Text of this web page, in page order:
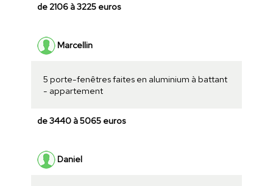
de 2106 à 3225 euros
Marcellin
5 porte-fenêtres faites en aluminium à battant
- appartement
de 3440 à 5065 euros
Daniel